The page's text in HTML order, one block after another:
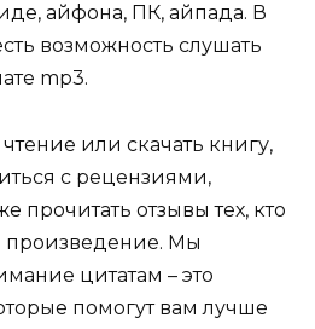
айфона, ПК, айпада. В
возможность слушать
mp3.
или скачать книгу,
с рецензиями,
прочитать отзывы тех, кто
произведение. Мы
цитатам – это
помогут вам лучше